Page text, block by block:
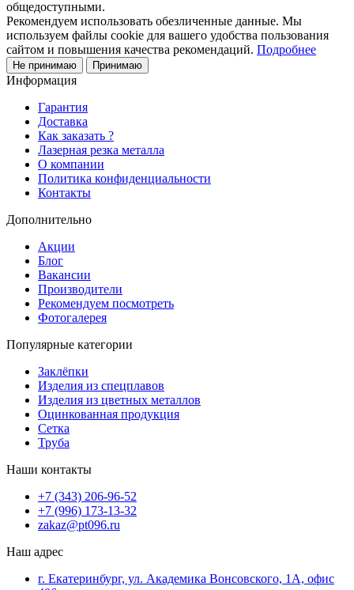
общедоступными.
Рекомендуем использовать обезличенные данные. Мы
используем файлы cookie для вашего удобства пользования
сайтом и повышения качества рекомендаций. Подробнее
Не принимаю Принимаю
Информация
Гарантия
Доставка
Как заказать ?
Лазерная резка металла
О компании
Политика конфиденциальности
Контакты
Дополнительно
Акции
Блог
Вакансии
Производители
Рекомендуем посмотреть
Фотогалерея
Популярные категории
Заклёпки
Изделия из спецплавов
Изделия из цветных металлов
Оцинкованная продукция
Сетка
Труба
Наши контакты
+7 (343) 206-96-52
+7 (996) 173-13-32
zakaz@pt096.ru
Наш адрес
г. Екатеринбург, ул. Академика Вонсовского, 1А, офис